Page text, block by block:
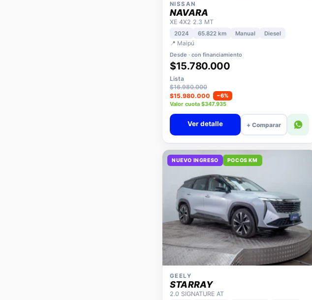
NISSAN
NAVARA
XE 4X2 2.3 MT
2024 65.822 km Manual Diesel
📍 Maipú
Desde · con financiamiento
$15.780.000
Lista
$16.980.000
$15.980.000
−6%
Valor cuota $347.935
Ver detalle + Comparar
NUEVO INGRESO POCOS KM
GEELY
STARRAY
2.0 SIGNATURE AT